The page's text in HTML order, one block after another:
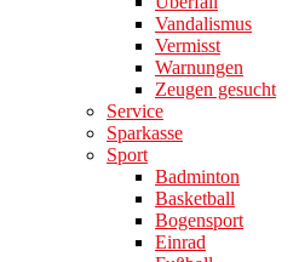
Vandalismus
Vermisst
Warnungen
Zeugen gesucht
Service
Sparkasse
Sport
Badminton
Basketball
Bogensport
Einrad